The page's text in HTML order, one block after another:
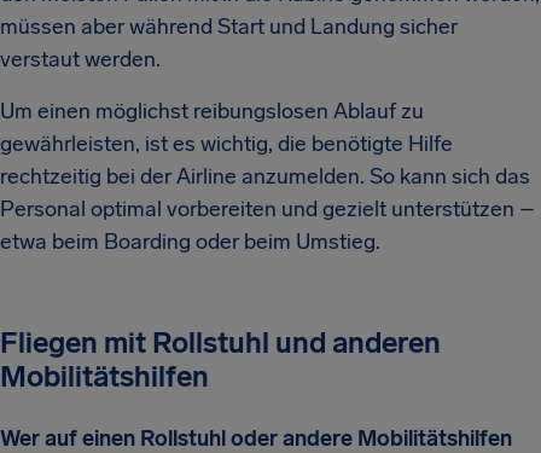
müssen aber während Start und Landung sicher
verstaut werden.
Um einen möglichst reibungslosen Ablauf zu
gewährleisten, ist es wichtig, die benötigte Hilfe
rechtzeitig bei der Airline anzumelden. So kann sich das
Personal optimal vorbereiten und gezielt unterstützen –
etwa beim Boarding oder beim Umstieg.
Fliegen mit Rollstuhl und anderen
Mobilitätshilfen
Wer auf einen Rollstuhl oder andere Mobilitätshilfen